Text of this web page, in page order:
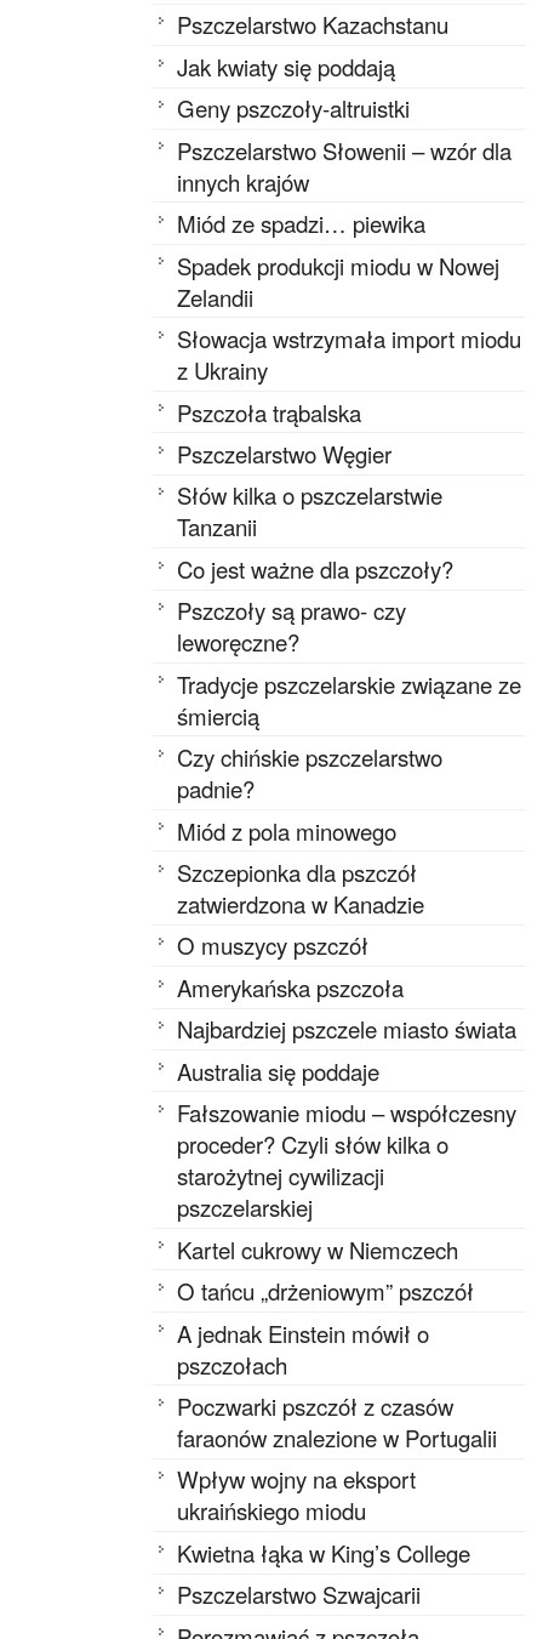
Pszczelarstwo Kazachstanu
Jak kwiaty się poddają
Geny pszczoły-altruistki
Pszczelarstwo Słowenii – wzór dla
innych krajów
Miód ze spadzi… piewika
Spadek produkcji miodu w Nowej
Zelandii
Słowacja wstrzymała import miodu
z Ukrainy
Pszczoła trąbalska
Pszczelarstwo Węgier
Słów kilka o pszczelarstwie
Tanzanii
Co jest ważne dla pszczoły?
Pszczoły są prawo- czy
leworęczne?
Tradycje pszczelarskie związane ze
śmiercią
Czy chińskie pszczelarstwo
padnie?
Miód z pola minowego
Szczepionka dla pszczół
zatwierdzona w Kanadzie
O muszycy pszczół
Amerykańska pszczoła
Najbardziej pszczele miasto świata
Australia się poddaje
Fałszowanie miodu – współczesny
proceder? Czyli słów kilka o
starożytnej cywilizacji
pszczelarskiej
Kartel cukrowy w Niemczech
O tańcu „drżeniowym” pszczół
A jednak Einstein mówił o
pszczołach
Poczwarki pszczół z czasów
faraonów znalezione w Portugalii
Wpływ wojny na eksport
ukraińskiego miodu
Kwietna łąka w King’s College
Pszczelarstwo Szwajcarii